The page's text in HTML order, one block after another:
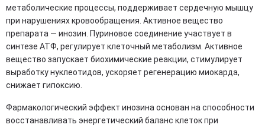
метаболические процессы, поддерживает сердечную мышцу
при нарушениях кровообращения. Активное вещество
препарата — инозин. Пуриновое соединение участвует в
синтезе АТФ, регулирует клеточный метаболизм. Активное
вещество запускает биохимические реакции, стимулирует
выработку нуклеотидов, ускоряет регенерацию миокарда,
снижает гипоксию.
Фармакологический эффект инозина основан на способности
восстанавливать энергетический баланс клеток при